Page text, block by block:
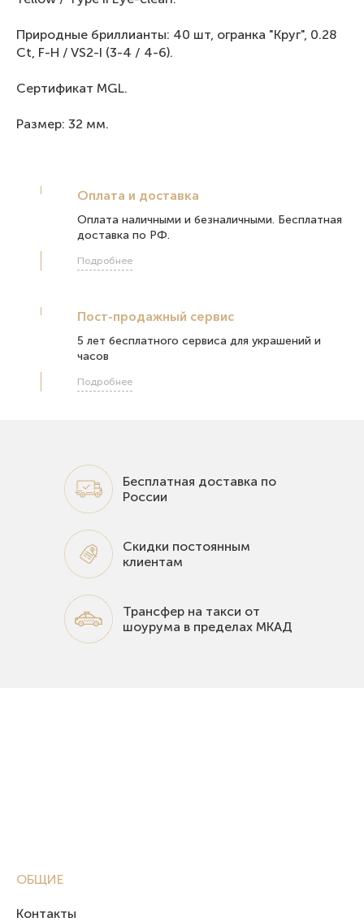
Природные бриллианты: 40 шт, огранка "Круг", 0.28
Ct, F-H / VS2-I (3-4 / 4-6).
Сертификат МGL.
Размер: 32 мм.
Оплата и доставка
Оплата наличными и безналичными. Бесплатная
доставка по РФ.
Подробнее
Пост-продажный сервис
5 лет бесплатного сервиса для украшений и
часов
Подробнее
Бесплатная доставка по
России
Скидки постоянным
клиентам
Трансфер на такси от
шоурума в пределах МКАД
ОБЩИЕ
Контакты